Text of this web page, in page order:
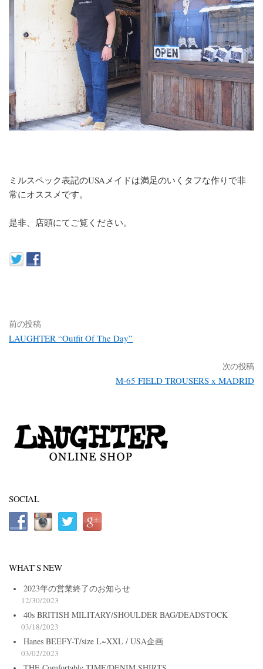
ミルスペック表記のUSAメイドは満足のいくタフな作りで非
常にオススメです。
是非、店頭にてご覧ください。
前の投稿
LAUGHTER “Outfit Of The Day”
次の投稿
M-65 FIELD TROUSERS x MADRID
SOCIAL
WHAT’S NEW
2023年の営業終了のお知らせ
12/30/2023
40s BRITISH MILITARY/SHOULDER BAG/DEADSTOCK
03/18/2023
Hanes BEEFY-T/size L~XXL / USA企画
03/02/2023